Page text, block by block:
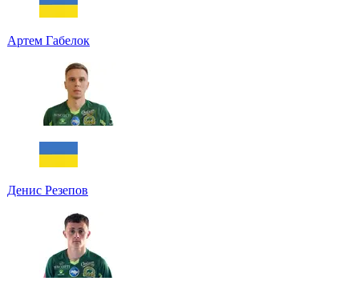
Артем Габелок
Денис Резепов